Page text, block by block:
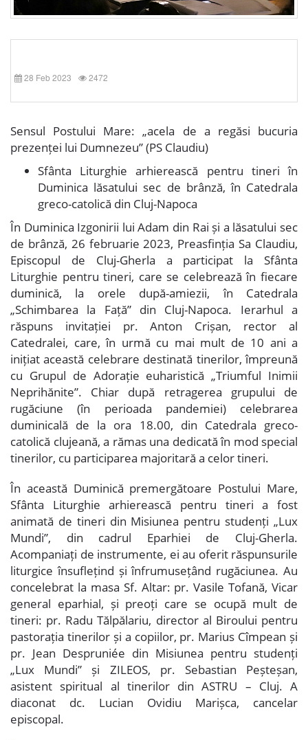
28 Feb 2023 2472
Sensul Postului Mare: „acela de a regăsi bucuria
prezenței lui Dumnezeu” (PS Claudiu)
Sfânta Liturghie arhierească pentru tineri în
Duminica lăsatului sec de brânză, în Catedrala
greco-catolică din Cluj-Napoca
În Duminica Izgonirii lui Adam din Rai și a lăsatului sec
de brânză, 26 februarie 2023, Preasfinția Sa Claudiu,
Episcopul de Cluj-Gherla a participat la Sfânta
Liturghie pentru tineri, care se celebrează în fiecare
duminică, la orele după-amiezii, în Catedrala
„Schimbarea la Față” din Cluj-Napoca. Ierarhul a
răspuns invitației pr. Anton Crișan, rector al
Catedralei, care, în urmă cu mai mult de 10 ani a
inițiat această celebrare destinată tinerilor, împreună
cu Grupul de Adorație euharistică „Triumful Inimii
Neprihănite”. Chiar după retragerea grupului de
rugăciune (în perioada pandemiei) celebrarea
duminicală de la ora 18.00, din Catedrala greco-
catolică clujeană, a rămas una dedicată în mod special
tinerilor, cu participarea majoritară a celor tineri.
În această Duminică premergătoare Postului Mare,
Sfânta Liturghie arhierească pentru tineri a fost
animată de tineri din Misiunea pentru studenți „Lux
Mundi”, din cadrul Eparhiei de Cluj-Gherla.
Acompaniați de instrumente, ei au oferit răspunsurile
liturgice însuflețind și înfrumusețând rugăciunea. Au
concelebrat la masa Sf. Altar: pr. Vasile Tofană, Vicar
general eparhial, și preoți care se ocupă mult de
tineri: pr. Radu Tălpălariu, director al Biroului pentru
pastorația tinerilor și a copiilor, pr. Marius Cîmpean și
pr. Jean Despruniée din Misiunea pentru studenți
„Lux Mundi” și ZILEOS, pr. Sebastian Peșteșan,
asistent spiritual al tinerilor din ASTRU – Cluj. A
diaconat dc. Lucian Ovidiu Marișca, cancelar
episcopal.